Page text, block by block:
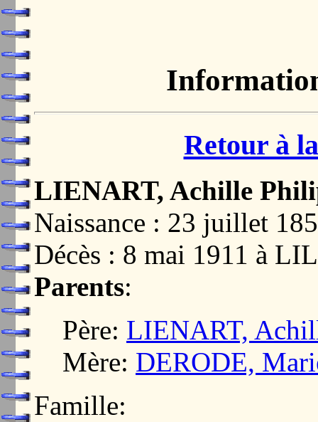
Retour à
LIENART, Achille
Naissance : 23 juillet
Décès : 8 mai 1911 à
Parents:
Père: LIENART,
Mère: DERODE,
Famille: